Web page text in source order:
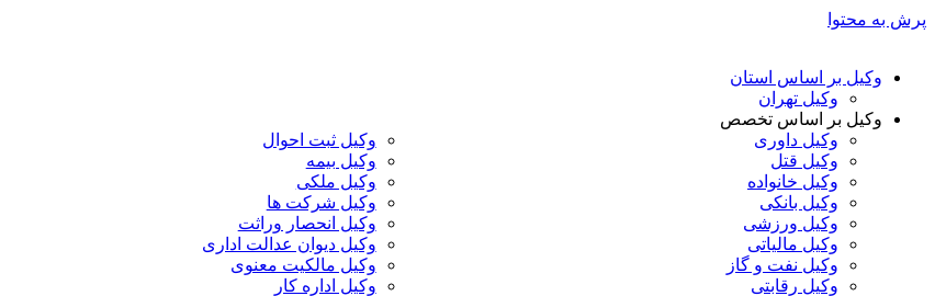
پرش به محتوا
وکیل بر اساس استان
وکیل تهران
وکیل بر اساس تخصص
وکیل داوری
وکیل قتل
وکیل خانواده
وکیل بانکی
وکیل ورزشی
وکیل مالیاتی
وکیل نفت و گاز
وکیل رقابتی
وکیل ثبت احوال
وکیل بیمه
وکیل ملکی
وکیل شرکت ها
وکیل انحصار وراثت
وکیل دیوان عدالت اداری
وکیل مالکیت معنوی
وکیل اداره کار